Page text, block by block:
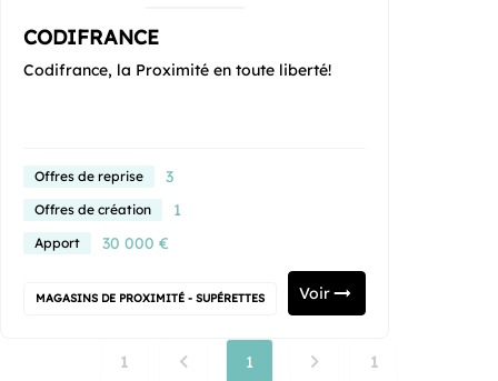
CODIFRANCE
Codifrance, la Proximité en toute liberté!
Offres de reprise 3
Offres de création 1
Apport 30 000 €
MAGASINS DE PROXIMITÉ - SUPÉRETTES Voir
1 1 1